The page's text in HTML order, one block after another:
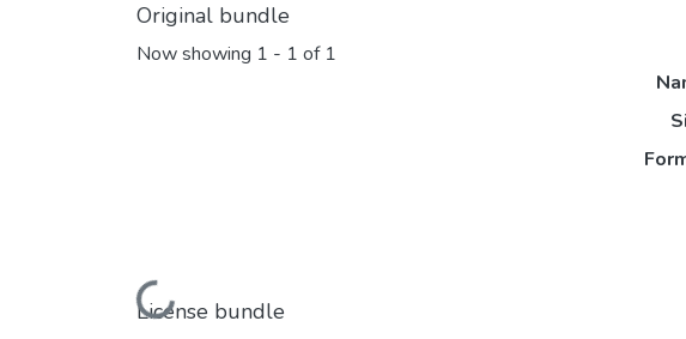
Original bundle
Now showing 1 - 1 of 1
Loading...
License bundle